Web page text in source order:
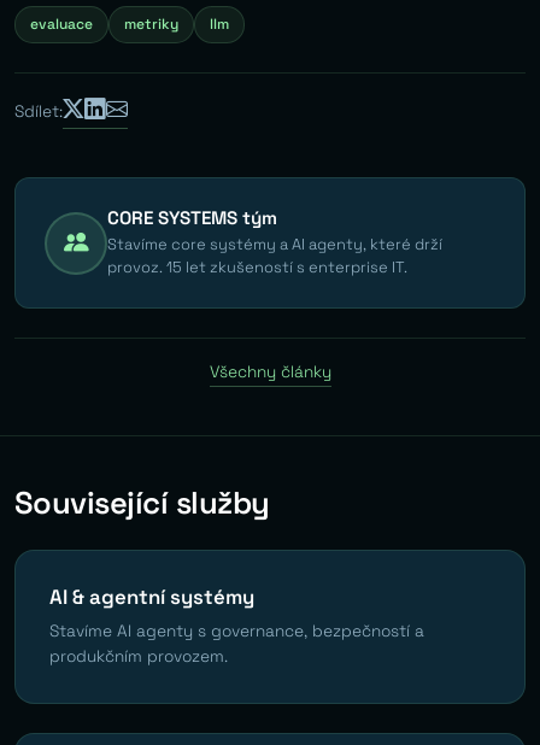
evaluace metriky llm
Sdílet:
CORE SYSTEMS tým
Stavíme core systémy a AI agenty, které drží
provoz. 15 let zkušeností s enterprise IT.
Všechny články
Související služby
AI & agentní systémy
Stavíme AI agenty s governance, bezpečností a
produkčním provozem.